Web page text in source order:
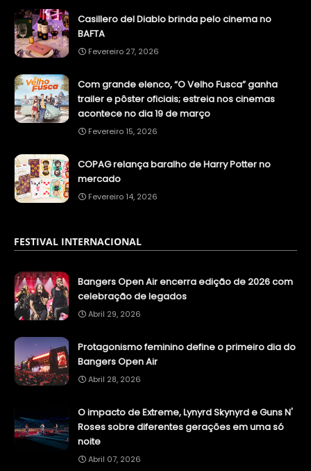
Casillero del Diablo brinda pelo cinema no
BAFTA
Fevereiro 27, 2026
Com grande elenco, “O Velho Fusca” ganha
trailer e pôster oficiais; estreia nos cinemas
acontece no dia 19 de março
Fevereiro 15, 2026
COPAG relança baralho de Harry Potter no
mercado
Fevereiro 14, 2026
FESTIVAL INTERNACIONAL
Bangers Open Air encerra edição de 2026 com
celebração de legados
Abril 29, 2026
Protagonismo feminino define o primeiro dia do
Bangers Open Air
Abril 28, 2026
O impacto de Extreme, Lynyrd Skynyrd e Guns N'
Roses sobre diferentes gerações em uma só
noite
Abril 07, 2026